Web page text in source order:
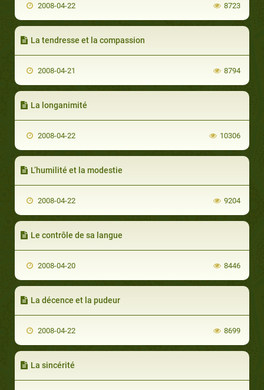
2008-04-22 8723
La tendresse et la compassion
2008-04-21 8794
La longanimité
2008-04-22 10306
L’humilité et la modestie
2008-04-22 9204
Le contrôle de sa langue
2008-04-20 8446
La décence et la pudeur
2008-04-22 8699
La sincérité